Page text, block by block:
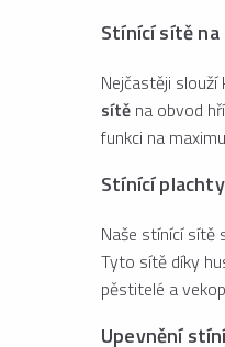
Stínící sítě
Nejčastěji
sítě na obvod
funkci na
Stínící
Naše stínící sítě
Tyto sítě díky
pěstitelé a
Upevnění